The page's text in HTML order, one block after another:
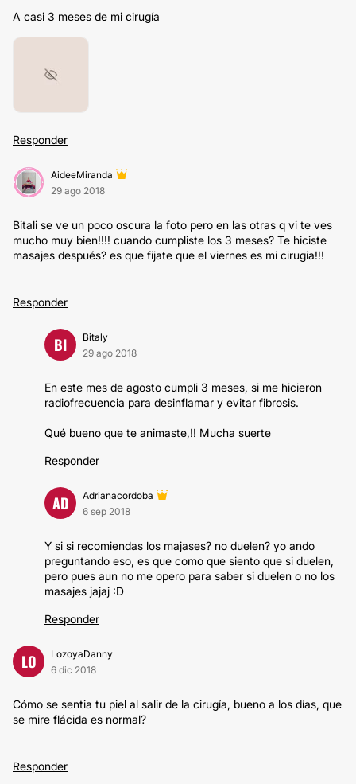
A casi 3 meses de mi cirugía
Responder
AideeMiranda
29 ago 2018
Bitali se ve un poco oscura la foto pero en las otras q vi te ves
mucho muy bien!!!! cuando cumpliste los 3 meses? Te hiciste
masajes después? es que fijate que el viernes es mi cirugia!!!
Responder
BI
Bitaly
29 ago 2018
En este mes de agosto cumpli 3 meses, si me hicieron
radiofrecuencia para desinflamar y evitar fibrosis.
Qué bueno que te animaste,!! Mucha suerte
Responder
AD
Adrianacordoba
6 sep 2018
Y si si recomiendas los majases? no duelen? yo ando
preguntando eso, es que como que siento que si duelen,
pero pues aun no me opero para saber si duelen o no los
masajes jajaj :D
Responder
LO
LozoyaDanny
6 dic 2018
Cómo se sentia tu piel al salir de la cirugía, bueno a los días, que
se mire flácida es normal?
Responder